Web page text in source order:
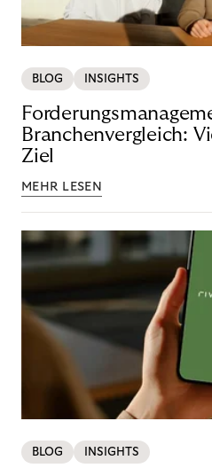
BLOG INSIGHTS
Branchenvergleich:
Ziel
MEHR LESEN
BLOG INSIGHTS